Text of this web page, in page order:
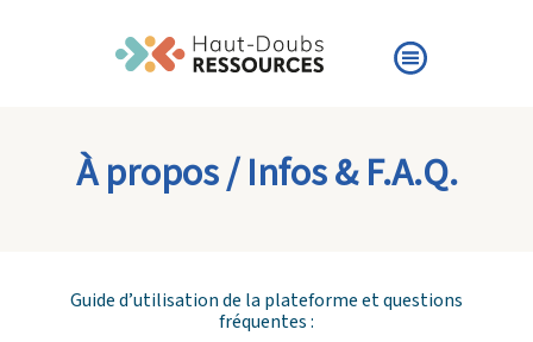
À propos / Infos & F.A.Q.
Guide d’utilisation de la plateforme et questions
fréquentes :